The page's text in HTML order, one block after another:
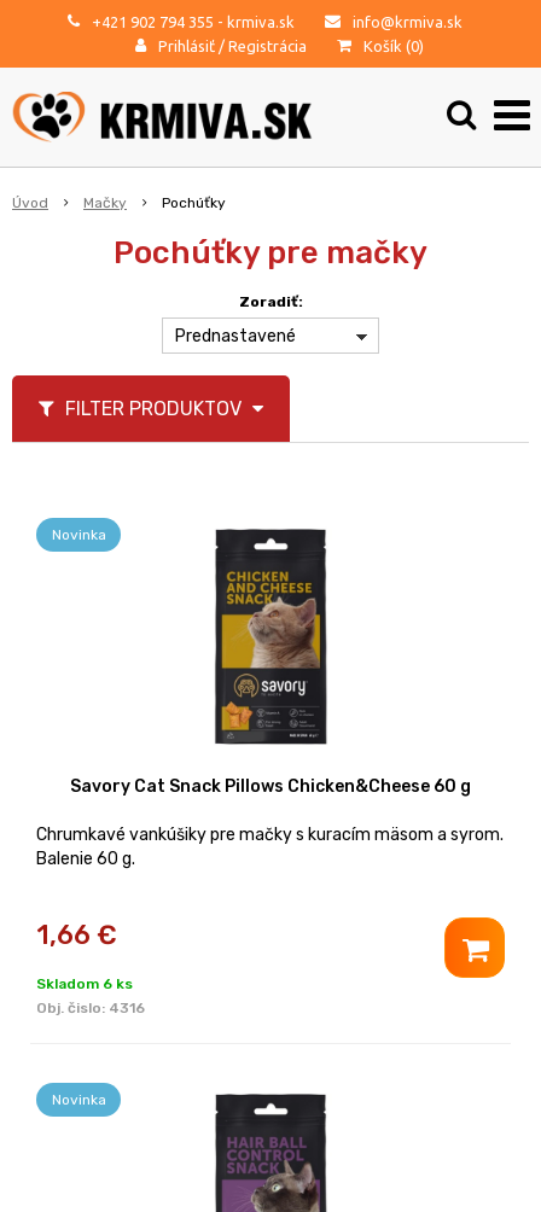
+421 902 794 355 - krmiva.sk
info@krmiva.sk
Prihlásiť / Registrácia Košík (0)
Úvod Mačky Pochúťky
Pochúťky pre mačky
Zoradiť:
Prednastavené
FILTER PRODUKTOV
Novinka
Savory Cat Snack Pillows Chicken&Cheese 60 g
Chrumkavé vankúšiky pre mačky s kuracím mäsom a syrom.
Balenie 60 g.
1,66 €
Skladom 6 ks
Obj. čislo: 4316
Novinka